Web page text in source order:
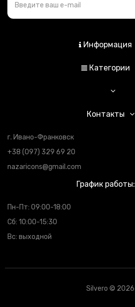
Информация
Категории
Контакты
г. Ивано-Франковск
+38 (097) 329 69 20
nazaricons@gmail.com
График работы:
Пн-Пт: 09:00-18:00
Сб: 10:00-15:30
Вс: выходной
Silvero © 2026